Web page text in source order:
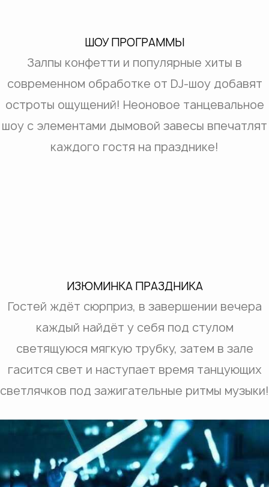
ШОУ ПРОГРАММЫ
Залпы конфетти и популярные хиты в
современном обработке от DJ-шоу добавят
остроты ощущений! Неоновое танцевальное
шоу с элементами дымовой завесы впечатлят
каждого гостя на празднике!
ИЗЮМИНКА ПРАЗДНИКА
Гостей ждёт сюрприз, в завершении вечера
каждый найдёт у себя под стулом
светящуюся мягкую трубку, затем в зале
гасится свет и наступает время танцующих
светлячков под зажигательные ритмы музыки!